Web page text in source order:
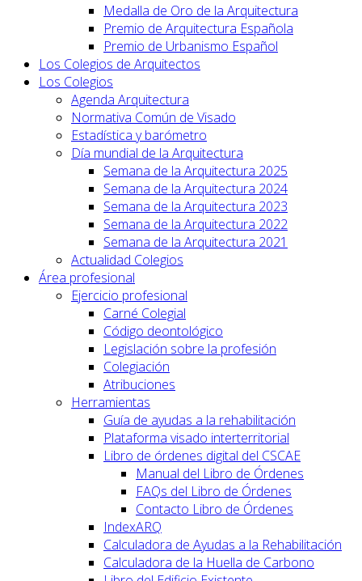
Medalla de Oro de la Arquitectura
Premio de Arquitectura Española
Premio de Urbanismo Español
Los Colegios de Arquitectos
Los Colegios
Agenda Arquitectura
Normativa Común de Visado
Estadística y barómetro
Día mundial de la Arquitectura
Semana de la Arquitectura 2025
Semana de la Arquitectura 2024
Semana de la Arquitectura 2023
Semana de la Arquitectura 2022
Semana de la Arquitectura 2021
Actualidad Colegios
Área profesional
Ejercicio profesional
Carné Colegial
Código deontológico
Legislación sobre la profesión
Colegiación
Atribuciones
Herramientas
Guía de ayudas a la rehabilitación
Plataforma visado interterritorial
Libro de órdenes digital del CSCAE
Manual del Libro de Órdenes
FAQs del Libro de Órdenes
Contacto Libro de Órdenes
IndexARQ
Calculadora de Ayudas a la Rehabilitación
Calculadora de la Huella de Carbono